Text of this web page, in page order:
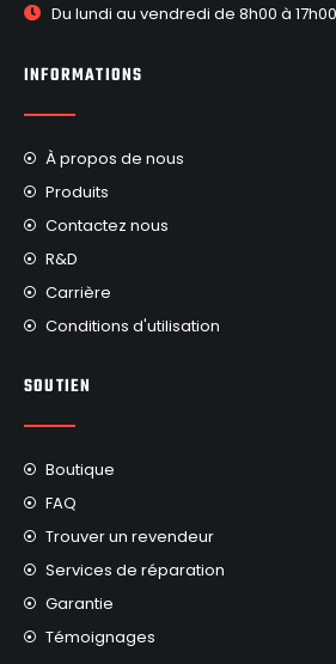
Du lundi au vendredi de 8h00 à
INFORMATIONS
À propos de nous
Produits
Contactez nous
R&D
Carrière
Conditions d'utilisation
SOUTIEN
Boutique
FAQ
Trouver un revendeur
Services de réparation
Garantie
Témoignages